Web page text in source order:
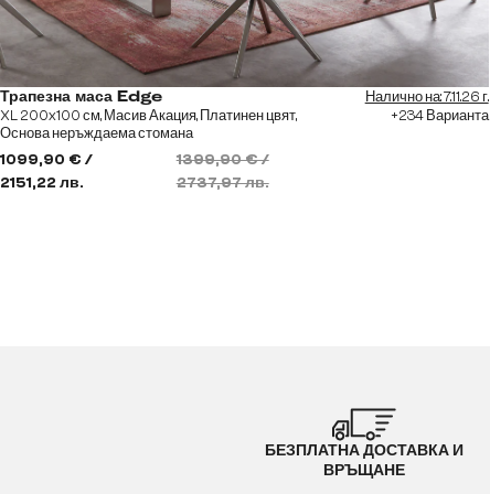
Трапезна маса Edge
XL 200x100 см, Масив Акация, Платинен цвят,
Основа неръждаема стомана
1099,90 € /
2151,22 лв.
1399,90 € /
2737,97 лв.
Налично на: 7.11.26 г.
+234 Варианта
БЕЗПЛАТНА ДОСТАВКА И
ВРЪЩАНЕ